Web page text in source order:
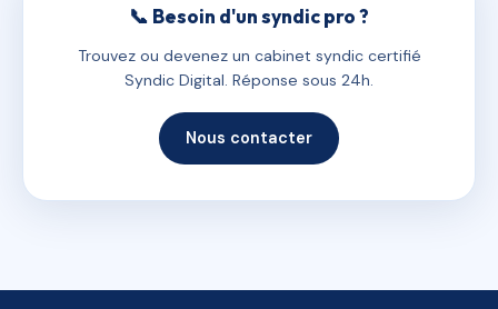
📞 Besoin d'un syndic pro ?
Trouvez ou devenez un cabinet syndic certifié
Syndic Digital. Réponse sous 24h.
Nous contacter